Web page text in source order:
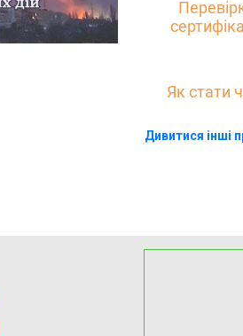
Як стати
Дивитися інші